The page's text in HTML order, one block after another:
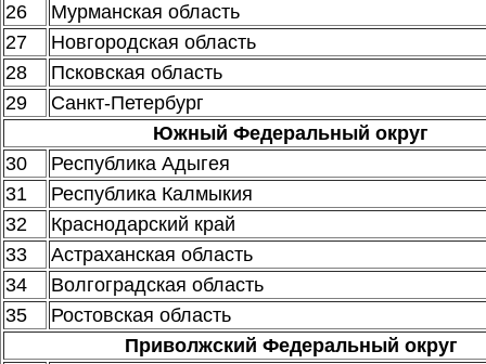
26
Мурманская область
27
Новгородская область
28
Псковская область
29
Санкт-Петербург
Южный Федеральный округ
30
Республика Адыгея
31
Республика Калмыкия
32
Краснодарский край
33
Астраханская область
34
Волгоградская область
35
Ростовская область
Приволжский Федеральный округ